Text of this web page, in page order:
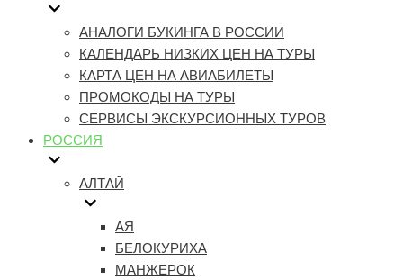
АНАЛОГИ БУКИНГА В РОССИИ
КАЛЕНДАРЬ НИЗКИХ ЦЕН НА ТУРЫ
КАРТА ЦЕН НА АВИАБИЛЕТЫ
ПРОМОКОДЫ НА ТУРЫ
СЕРВИСЫ ЭКСКУРСИОННЫХ ТУРОВ
РОССИЯ
АЛТАЙ
АЯ
БЕЛОКУРИХА
МАНЖЕРОК